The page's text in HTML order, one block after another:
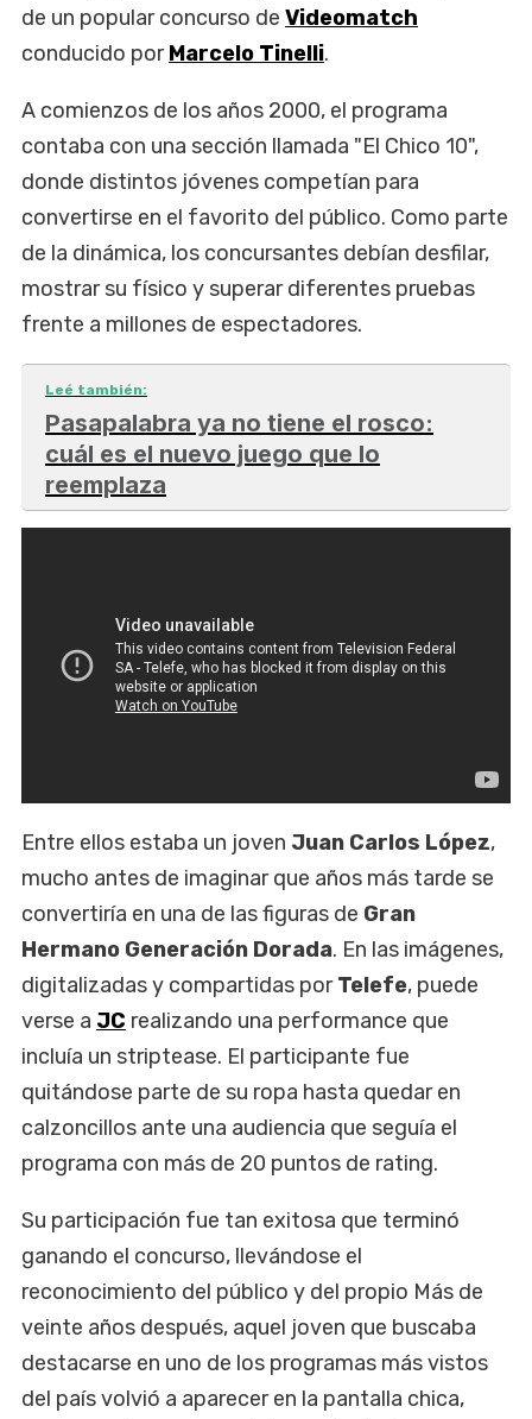
de un popular concurso de Videomatch
conducido porMarcelo Tinelli.
A comienzos de los años 2000, el programa
contaba con una sección llamada "El Chico 10",
donde distintos jóvenes competían para
convertirse en el favorito del público. Como parte
de la dinámica, los concursantes debían desfilar,
mostrar su físico y superar diferentes pruebas
frente a millones de espectadores.
Leé también:
Pasapalabra ya no tiene el rosco:
cuál es el nuevo juego que lo
reemplaza
Entre ellos estaba un joven Juan Carlos López,
mucho antes de imaginar que años más tarde se
convertiría en una de las figuras de Gran
Hermano Generación Dorada. En las imágenes,
digitalizadas y compartidas porTelefe, puede
verse a JC realizando una performance que
incluía un striptease. El participante fue
quitándose parte de su ropa hasta quedar en
calzoncillos ante una audiencia que seguía el
programa con más de 20 puntos de rating.
Su participación fue tan exitosa que terminó
ganando el concurso, llevándose el
reconocimiento del público y del propio Más de
veinte años después, aquel joven que buscaba
destacarse en uno de los programas más vistos
del país volvió a aparecer en la pantalla chica,